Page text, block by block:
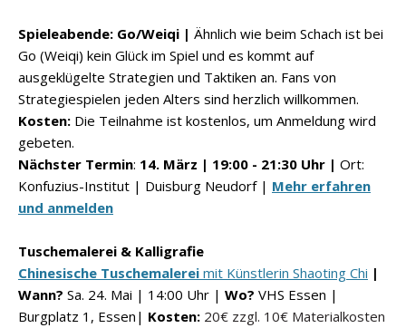
Spieleabende: Go/Weiqi | Ähnlich wie beim Schach ist bei
Go (Weiqi) kein Glück im Spiel und es kommt auf
ausgeklügelte Strategien und Taktiken an. Fans von
Strategiespielen jeden Alters sind herzlich willkommen.
Kosten: Die Teilnahme ist kostenlos, um Anmeldung wird
gebeten.
Nächster Termin: 14. März | 19:00 - 21:30 Uhr | Ort:
Konfuzius-Institut | Duisburg Neudorf | Mehr erfahren
und anmelden
Tuschemalerei & Kalligrafie
Chinesische Tuschemalerei mit Künstlerin Shaoting Chi |
Wann? Sa. 24. Mai | 14:00 Uhr | Wo? VHS Essen |
Burgplatz 1, Essen| Kosten: 20€ zzgl. 10€ Materialkosten